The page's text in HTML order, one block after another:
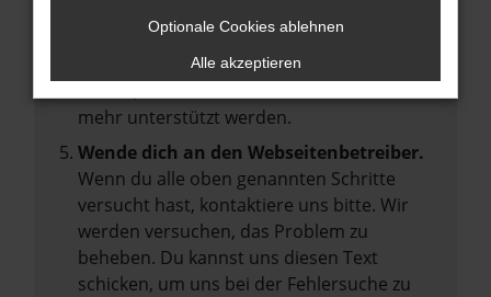
Veraltete Software birgt nicht nur ein
Sicherheitsrisiko, sondern kann auch dazu
mehr unterstützt werden.
Wende dich an den Webseitenbetreiber.
Wenn du alle oben genannten Schritte
versucht hast, kontaktiere uns bitte. Wir
werden versuchen, das Problem zu
beheben. Du kannst uns diesen Text
schicken, um uns bei der Fehlersuche zu
Optionale Cookies ablehnen
Alle akzeptieren